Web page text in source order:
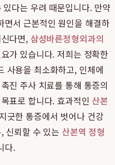
다는 우려 때문입니다. 만약
면서 근본적인 원인을 해결하
다면, 삼성바른정형외과의
가 있습니다. 저희는 정확한
사용을 최소화하고, 인체에
진 주사 치료를 통해 통증의
표로 합니다. 효과적인산본
긋한 통증에서 벗어나 건강
신뢰할 수 있는 산본역 정형
다.